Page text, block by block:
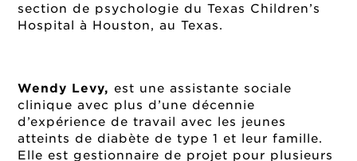
section de psychologie du Texas Children’s
Hospital à Houston, au Texas.
Wendy Levy, est une assistante sociale
clinique avec plus d’une décennie
d’expérience de travail avec les jeunes
atteints de diabète de type 1 et leur famille.
Elle est gestionnaire de projet pour plusieurs